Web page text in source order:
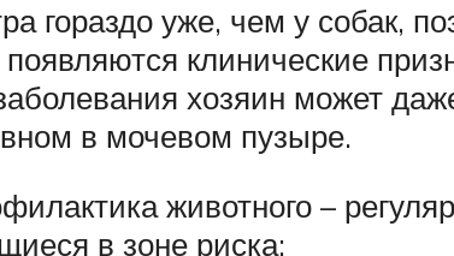
гораздо уже, чем у собак,
клинические
хозяин может
в мочевом пузыре.
животного –
в зоне риска: